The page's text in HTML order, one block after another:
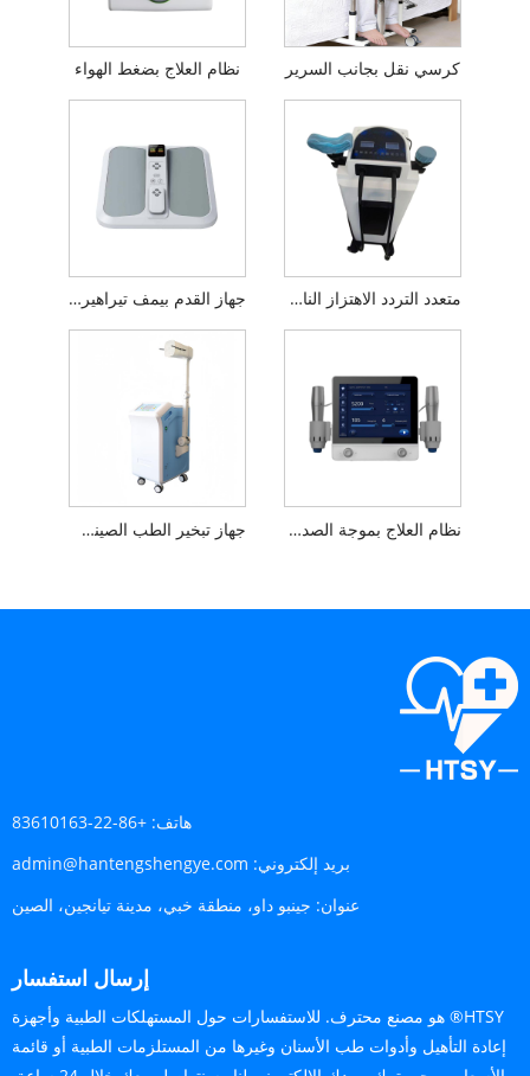
نظام العلاج بضغط الهواء كرسي نقل بجانب السرير
جهاز القدم بيمف تيراهيرتز متعدد التردد الاهتزاز النازع البلغم
جهاز تبخير الطب الصيني التقليدي نظام العلاج بموجة الصدمة ثنائي القناة
هاتف: +86-22-83610163
بريد إلكتروني: admin@hantengshengye.com
عنوان: جينبو داو، منطقة خبي، مدينة تيانجين، الصين
إرسال استفسار
HTSY® هو مصنع محترف. للاستفسارات حول المستهلكات الطبية وأجهزة
إعادة التأهيل وأدوات طب الأسنان وغيرها من المستلزمات الطبية أو قائمة